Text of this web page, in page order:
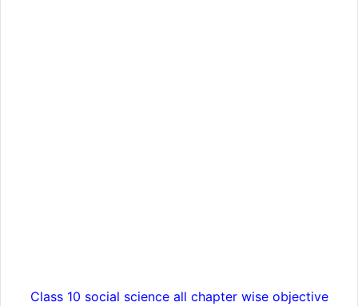
Class 10 social science all chapter wise objective